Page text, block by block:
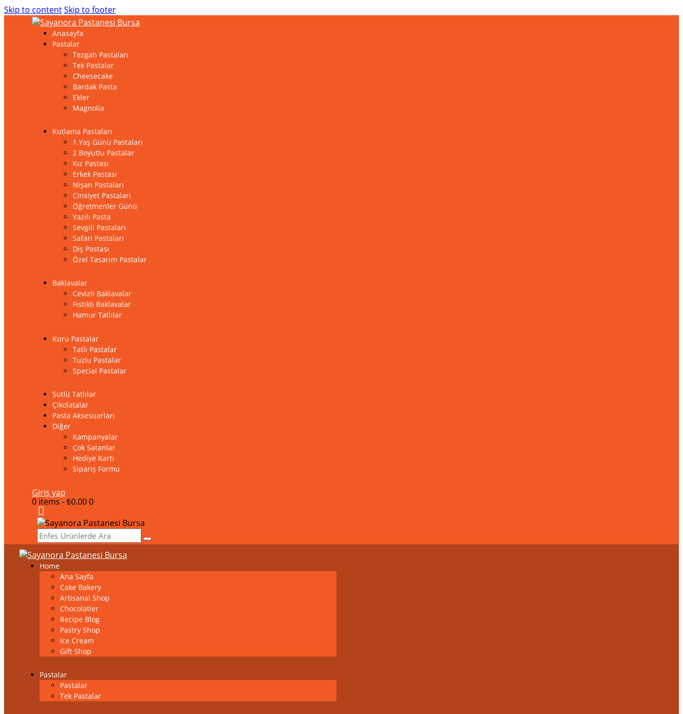
Skip to contentSkip to footer
Anasayfa
Pastalar
Tezgah Pastaları
Tek Pastalar
Cheesecake
Bardak Pasta
Ekler
Magnolia
Kutlama Pastaları
1.Yaş Günü Pastaları
2 Boyutlu Pastalar
Kız Pastası
Erkek Pastası
Nişan Pastaları
Cinsiyet Pastaları
Öğretmenler Günü
Yazılı Pasta
Sevgili Pastaları
Safari Pastaları
Diş Pastası
Özel Tasarım Pastalar
Baklavalar
Cevizli Baklavalar
Fıstıklı Baklavalar
Hamur Tatlılar
Kuru Pastalar
Tatlı Pastalar
Tuzlu Pastalar
Special Pastalar
Sütlü Tatlılar
Çikolatalar
Pasta Aksesuarları
Diğer
Kampanyalar
Çok Satanlar
Hediye Kartı
Sipariş Formu
Giriş yap
0 items -₺0.000
Home
Ana Sayfa
Cake Bakery
Artisanal Shop
Chocolatier
Recipe Blog
Pastry Shop
Ice Cream
Gift Shop
Pastalar
Pastalar
Tek Pastalar